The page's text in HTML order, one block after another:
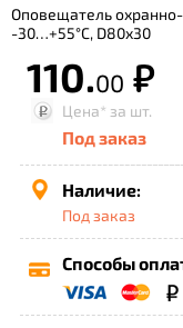
Оповещатель
-30…+55°C, D80х30
110.00 р.
Цена* за шт.
Под заказ
Наличие:
Под заказ
Способы